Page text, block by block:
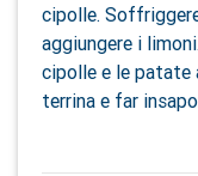
cipolle.
aggiungere i
cipolle e le patate
terrina e far